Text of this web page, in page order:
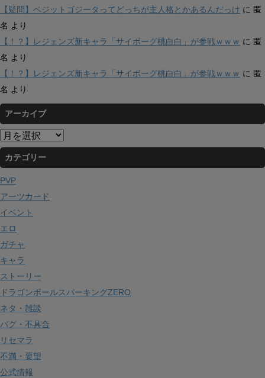
【疑問】ベジットゴジータってどっちが主人格とかあるんだっけ に 匿
名 より
【！？】レジェンズ新キャラ「サイボーグ桃白白」が参戦ｗｗｗ に 匿
名 より
【！？】レジェンズ新キャラ「サイボーグ桃白白」が参戦ｗｗｗ に 匿
名 より
アーカイブ
ア
ー
カ
イ
ブ
カテゴリー
PVP
アーツカード
イベント
エロ
ガチャ
キャラ
ストーリー
ドラゴンボールスパーキングZERO
ネタ・雑談
バグ・不具合
リセマラ
不満・要望
公式情報